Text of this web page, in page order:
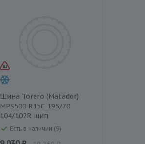
Шина Torero (Matador)
MPS500 R15C 195/70
104/102R шип
Есть в наличии (9)